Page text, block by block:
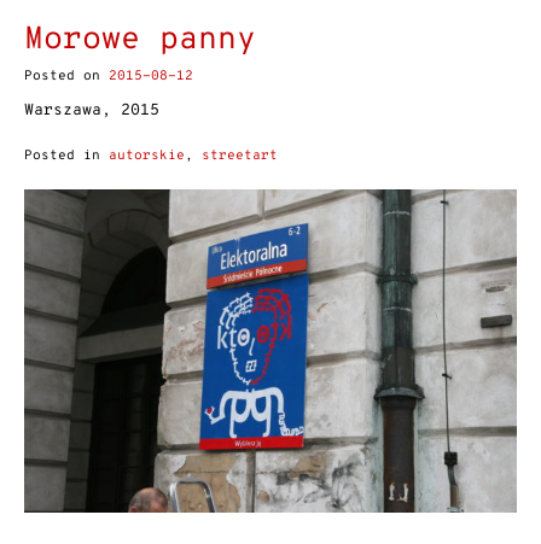
Morowe panny
Posted on 2015-08-12
Warszawa, 2015
Posted in autorskie , streetart